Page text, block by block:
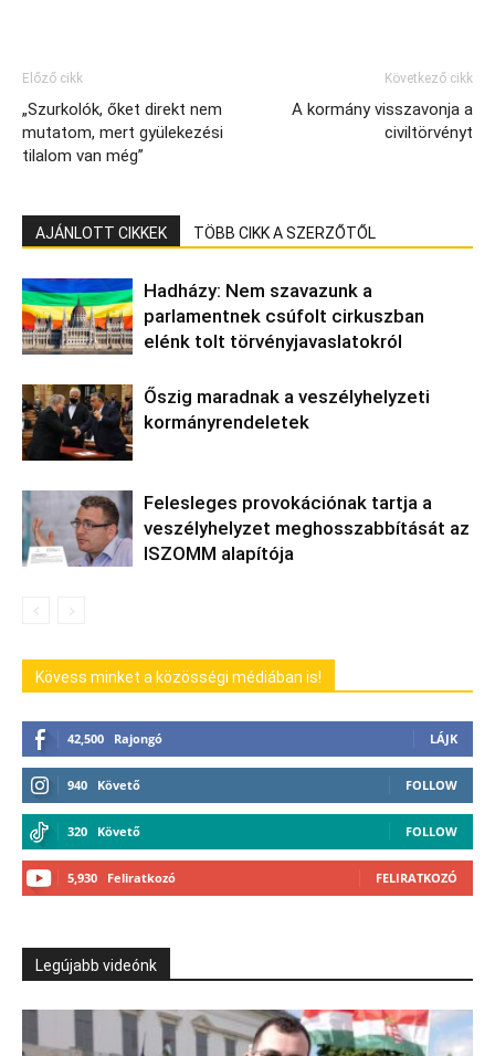
Előző cikk
„Szurkolók, őket direkt nem
mutatom, mert gyülekezési
tilalom van még”
Következő cikk
A kormány visszavonja a
civiltörvényt
AJÁNLOTT CIKKEK TÖBB CIKK A SZERZŐTŐL
Hadházy: Nem szavazunk a
parlamentnek csúfolt cirkuszban
elénk tolt törvényjavaslatokról
Őszig maradnak a veszélyhelyzeti
kormányrendeletek
Felesleges provokációnak tartja a
veszélyhelyzet meghosszabbítását az
ISZOMM alapítója
Kövess minket a közösségi médiában is!
42,500 Rajongó LÁJK
940 Követő FOLLOW
320 Követő FOLLOW
5,930 Feliratkozó FELIRATKOZÓ
Legújabb videónk